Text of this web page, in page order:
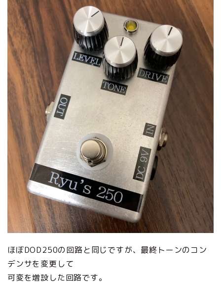
ほぼDOD250の回路と同じですが、最終トーンのコン
デンサを変更して
可変を増設した回路です。